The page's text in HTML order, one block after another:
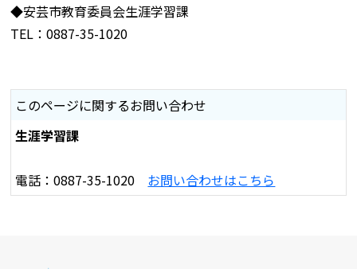
◆安芸市教育委員会生涯学習課
TEL：0887-35-1020
このページに関するお問い合わせ
生涯学習課
電話：0887-35-1020 お問い合わせはこちら